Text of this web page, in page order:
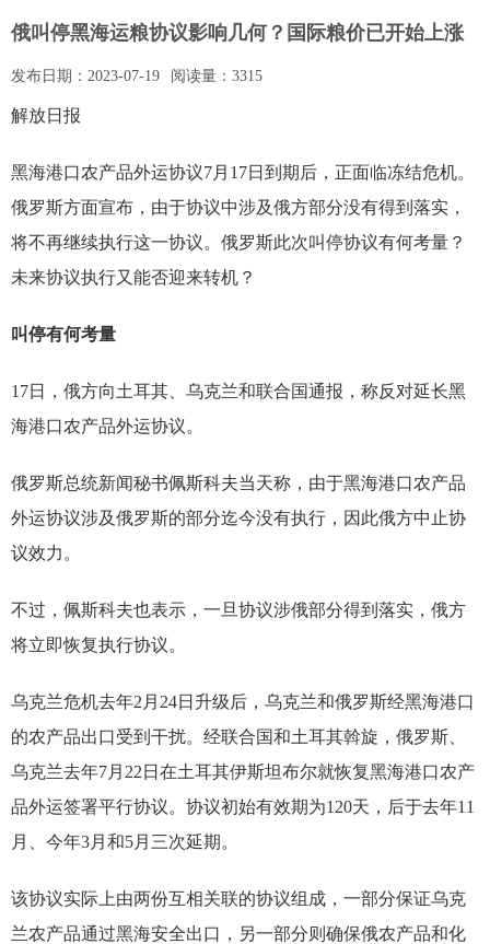
俄叫停黑海运粮协议影响几何？国际粮价已开始上涨
发布日期： 2023-07-19 阅读量： 3315
解放日报
黑海港口农产品外运协议7月17日到期后，正面临冻结危机。
俄罗斯方面宣布，由于协议中涉及俄方部分没有得到落实，
将不再继续执行这一协议。俄罗斯此次叫停协议有何考量？
未来协议执行又能否迎来转机？
叫停有何考量
17日，俄方向土耳其、乌克兰和联合国通报，称反对延长黑
海港口农产品外运协议。
俄罗斯总统新闻秘书佩斯科夫当天称，由于黑海港口农产品
外运协议涉及俄罗斯的部分迄今没有执行，因此俄方中止协
议效力。
不过，佩斯科夫也表示，一旦协议涉俄部分得到落实，俄方
将立即恢复执行协议。
乌克兰危机去年2月24日升级后，乌克兰和俄罗斯经黑海港口
的农产品出口受到干扰。经联合国和土耳其斡旋，俄罗斯、
乌克兰去年7月22日在土耳其伊斯坦布尔就恢复黑海港口农产
品外运签署平行协议。协议初始有效期为120天，后于去年11
月、今年3月和5月三次延期。
该协议实际上由两份互相关联的协议组成，一部分保证乌克
兰农产品通过黑海安全出口，另一部分则确保俄农产品和化